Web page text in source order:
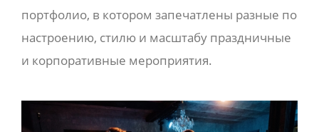
портфолио, в котором запечатлены разные по
настроению, стилю и масштабу праздничные
и корпоративные мероприятия.